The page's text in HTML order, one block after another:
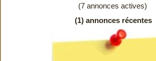
(7 annonces actives)
(1) annonces récentes